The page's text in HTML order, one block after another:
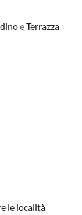
eTerrazza
le località